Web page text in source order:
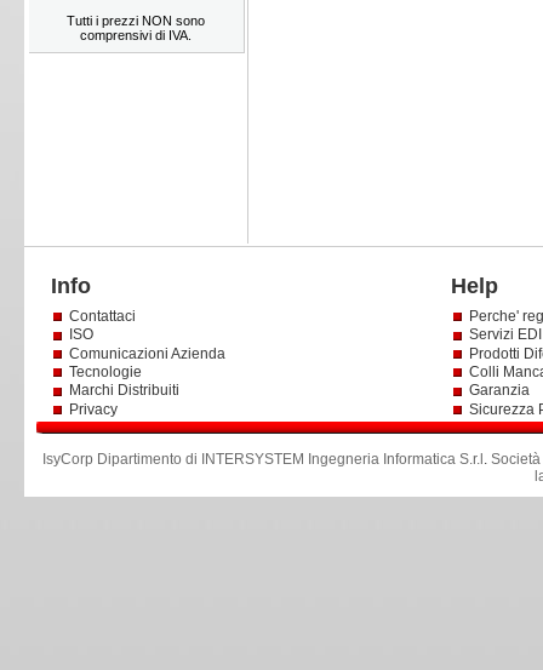
Tutti i prezzi NON sono
comprensivi di IVA.
Info Help
Contattaci
ISO
Comunicazioni Azienda
Tecnologie
Marchi Distribuiti
Privacy
Perche'
Servizi
Prodotti
Colli
Garanzia
Sicurezza
IsyCorp Dipartimento di INTERSYSTEM Ingegneria Informatica S.r.l .